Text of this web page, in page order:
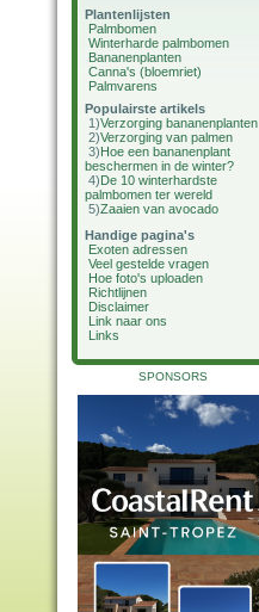
Plantenlijsten
Palmbomen
Winterharde palmbomen
Bananenplanten
Canna's (bloemriet)
Palmvarens
Populairste artikels
1)Verzorging bananenplanten
2)Verzorging van palmen
3)Hoe een bananenplant
beschermen in de winter?
4)De 10 winterhardste
palmbomen ter wereld
5)Zaaien van avocado
Handige pagina's
Exoten adressen
Veel gestelde vragen
Hoe foto's uploaden
Richtlijnen
Disclaimer
Link naar ons
Links
SPONSORS